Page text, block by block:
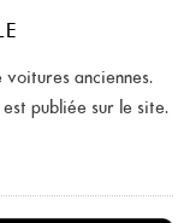
voitures anciennes.
publiée sur le site.